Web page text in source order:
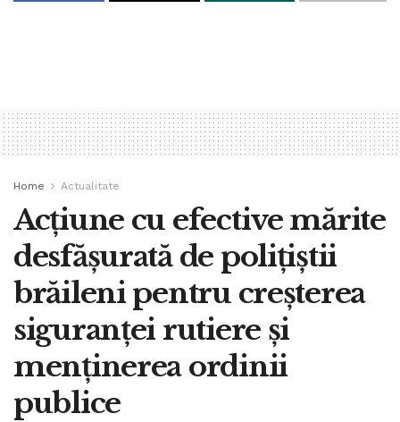
Home Actualitate
Acțiune cu efective mărite
desfășurată de polițiștii
brăileni pentru creșterea
siguranței rutiere și
menținerea ordinii
publice